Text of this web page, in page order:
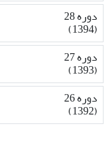
دوره 28
(1394)
دوره 27
(1393)
دوره 26
(1392)